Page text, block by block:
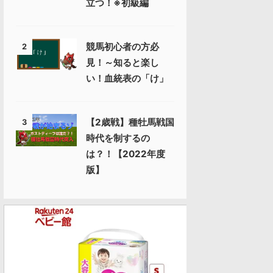
立つ！※初級編
2
競馬初心者の方必
見！～知ると楽し
い！血統表の「け」
3
【2歳戦】種牡馬戦国
時代を制するの
は？！【2022年度
版】